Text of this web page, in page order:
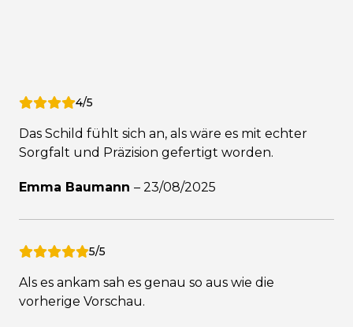
4/5
Das Schild fühlt sich an, als wäre es mit echter
Sorgfalt und Präzision gefertigt worden.
Emma Baumann – 23/08/2025
5/5
Als es ankam sah es genau so aus wie die
vorherige Vorschau.